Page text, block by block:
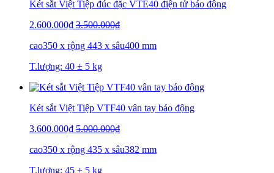
Két sắt Việt Tiệp đúc đặc VTE40 điện tử báo động
2.600.000₫ 3.500.000₫
cao350 x rộng 443 x sâu400 mm
T.lượng: 40 ± 5 kg
Két sắt Việt Tiệp VTF40 vân tay báo động
3.600.000₫ 5.000.000₫
cao350 x rộng 435 x sâu382 mm
T.lượng: 45 ± 5 kg